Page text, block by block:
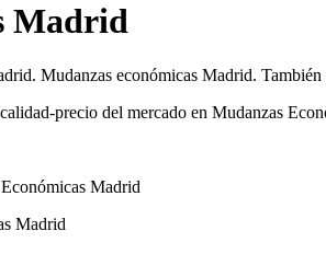
Madrid
Mudanzas económicas Madrid.
precio del mercado en Mudanzas
Madrid
Madrid